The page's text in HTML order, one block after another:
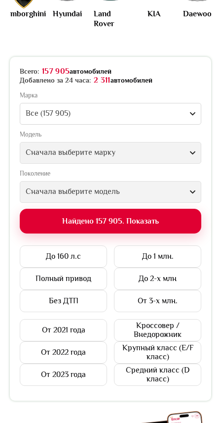
Hyundai
Land
Daewoo
Всего: 157 905автомобилей
Добавлено за 24 часа: 2 311автомобилей
Марка
Все (157 905)
Модель
Сначала выберите марку
Поколение
Сначала выберите модель
Найдено 157 905. Показать
До 160 л.с
Полный привод
Без ДТП
До 1 млн.
До 2-х млн
От 3-х млн.
От 2021 года
От 2022 года
От 2023 года
Кроссовер /
Внедорожник
Крупный класс (E/F
класс)
Средний класс (D
класс)